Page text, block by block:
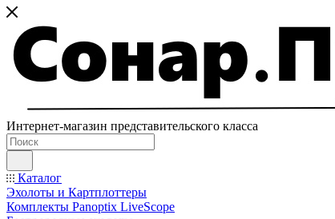
Интернет-магазин представительского класса
Каталог
Эхолоты и Картплоттеры
Комплекты Panoptix LiveScope